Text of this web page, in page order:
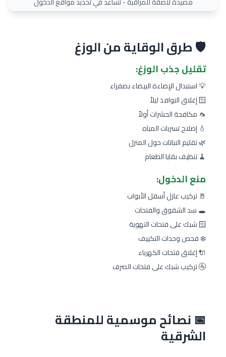
🛡️ طرق الوقاية من الوزغ
تقليل جذب الوزغ:
💡 استبدال الإضاءة البيضاء بصفراء
🪟 إغلاق النوافذ ليلاً
🦟 مكافحة الحشرات أولاً
💧 إصلاح تسربات المياه
🌿 تقليم النباتات حول المنزل
🧹 تنظيف بقايا الطعام
منع الدخول:
🚪 تركيب عازل أسفل الأبواب
🕳️ سد الشقوق والفتحات
🪟 شبك على فتحات التهوية
❄️ فحص وحدات التكييف
🔌 إغلاق فتحات الكهرباء
🚰 تركيب شبك على فتحات الصرف
📅 نصائح موسمية للمنطقة
الشرقية